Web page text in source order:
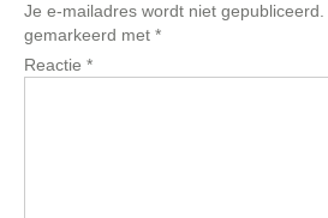
Je e-mailadres wordt niet gepubliceerd.
gemarkeerd met *
Reactie *